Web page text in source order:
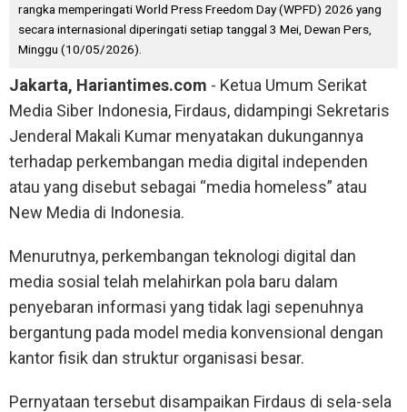
rangka memperingati World Press Freedom Day (WPFD) 2026 yang
secara internasional diperingati setiap tanggal 3 Mei, Dewan Pers,
Minggu (10/05/2026).
Jakarta, Hariantimes.com - Ketua Umum Serikat
Media Siber Indonesia, Firdaus, didampingi Sekretaris
Jenderal Makali Kumar menyatakan dukungannya
terhadap perkembangan media digital independen
atau yang disebut sebagai “media homeless” atau
New Media di Indonesia.
Menurutnya, perkembangan teknologi digital dan
media sosial telah melahirkan pola baru dalam
penyebaran informasi yang tidak lagi sepenuhnya
bergantung pada model media konvensional dengan
kantor fisik dan struktur organisasi besar.
Pernyataan tersebut disampaikan Firdaus di sela-sela